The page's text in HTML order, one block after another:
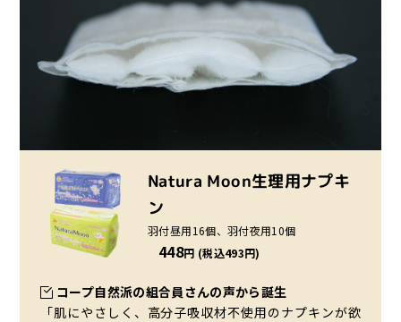
Natura Moon生理用ナプキ
ン
羽付昼用16個、羽付夜用10個
448円 (税込493円)
コープ自然派の組合員さんの声から誕生
「肌にやさしく、高分子吸収材不使用のナプキンが欲